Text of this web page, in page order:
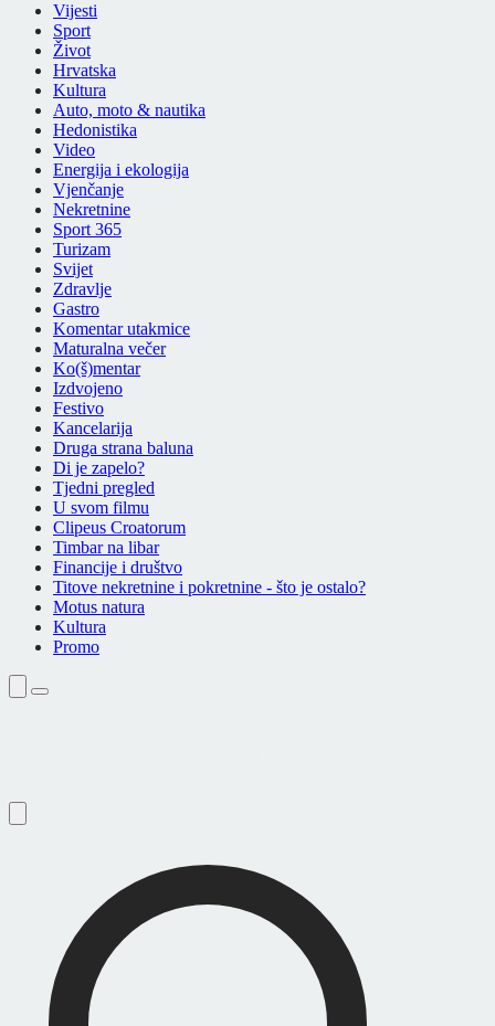
Vijesti
Sport
Život
Hrvatska
Kultura
Auto, moto & nautika
Hedonistika
Video
Energija i ekologija
Vjenčanje
Nekretnine
Sport 365
Turizam
Svijet
Zdravlje
Gastro
Komentar utakmice
Maturalna večer
Ko(š)mentar
Izdvojeno
Festivo
Kancelarija
Druga strana baluna
Di je zapelo?
Tjedni pregled
U svom filmu
Clipeus Croatorum
Timbar na libar
Financije i društvo
Titove nekretnine i pokretnine - što je ostalo?
Motus natura
Kultura
Promo